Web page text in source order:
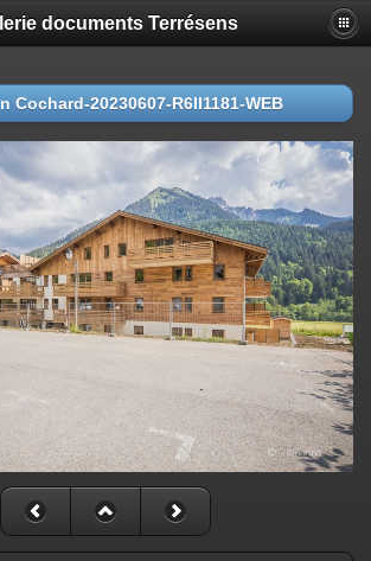
documents Terrésens
Cochard-20230607-R6II1181-WEB